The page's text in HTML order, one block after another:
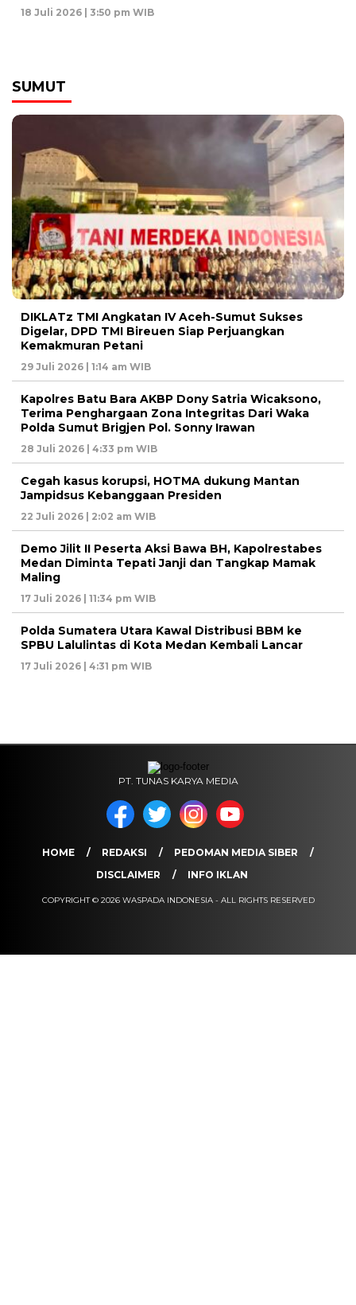
18 Juli 2026 | 3:50 pm WIB
SUMUT
DIKLATz TMI Angkatan IV Aceh-Sumut Sukses
Digelar, DPD TMI Bireuen Siap Perjuangkan
Kemakmuran Petani
29 Juli 2026 | 1:14 am WIB
Kapolres Batu Bara AKBP Dony Satria Wicaksono,
Terima Penghargaan Zona Integritas Dari Waka
Polda Sumut Brigjen Pol. Sonny Irawan
28 Juli 2026 | 4:33 pm WIB
Cegah kasus korupsi, HOTMA dukung Mantan
Jampidsus Kebanggaan Presiden
22 Juli 2026 | 2:02 am WIB
Demo Jilit II Peserta Aksi Bawa BH, Kapolrestabes
Medan Diminta Tepati Janji dan Tangkap Mamak
Maling
17 Juli 2026 | 11:34 pm WIB
Polda Sumatera Utara Kawal Distribusi BBM ke
SPBU Lalulintas di Kota Medan Kembali Lancar
17 Juli 2026 | 4:31 pm WIB
PT. TUNAS KARYA MEDIA
HOME REDAKSI
PEDOMAN MEDIA SIBER
DISCLAIMER
INFO IKLAN
COPYRIGHT © 2026 WASPADA INDONESIA - ALL RIGHTS RESERVED